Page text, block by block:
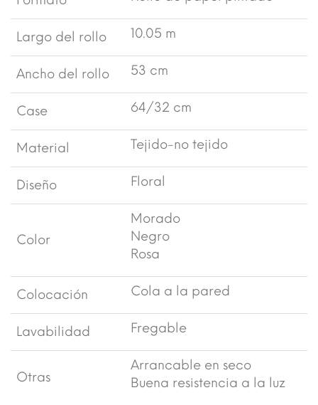
Largo del rollo 10.05 m
Ancho del rollo 53 cm
Case 64/32 cm
Material Tejido-no tejido
Diseño Floral
Color
Morado
Negro
Rosa
Colocación Cola a la pared
Lavabilidad Fregable
Otras
Arrancable en seco
Buena resistencia a la luz